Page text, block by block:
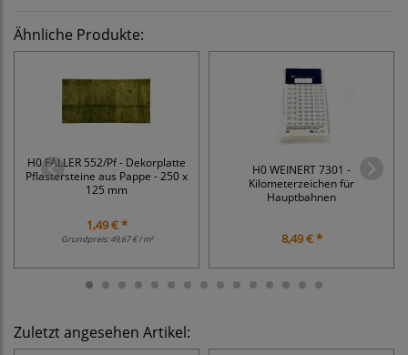
Ähnliche Produkte:
H0 FALLER 552/Pf - Dekorplatte
Pflastersteine aus Pappe - 250 x
125 mm
1,49 € *
Grundpreis:49,67 € / m²
H0 WEINERT 7301 -
Kilometerzeichen für
Hauptbahnen
8,49 € *
Zuletzt angesehen Artikel: